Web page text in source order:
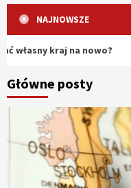
NAJNOWSZE
kraj na nowo?
Główne posty